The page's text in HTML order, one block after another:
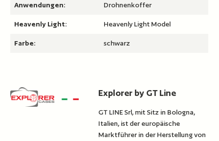
Anwendungen:
Drohnenkoffer
Heavenly Light: Heavenly Light Model
Farbe: schwarz
Explorer by GT Line
GT LINE Srl, mit Sitz in Bologna,
Italien, ist der europäische
Marktführer in der Herstellung von